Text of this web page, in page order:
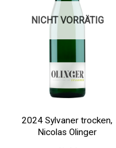
NICHT VORRÄTIG
2024 Sylvaner trocken,
Nicolas Olinger